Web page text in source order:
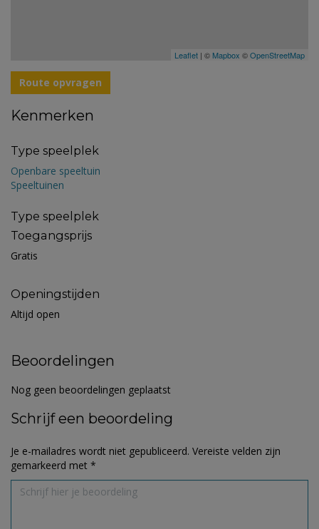
Leaflet | © Mapbox ©OpenStreetMap
Route opvragen
Kenmerken
Type speelplek
Openbare speeltuin
Speeltuinen
Type speelplek
Toegangsprijs
Gratis
Openingstijden
Altijd open
Beoordelingen
Nog geen beoordelingen geplaatst
Schrijf een beoordeling
Je e-mailadres wordt niet gepubliceerd. Vereiste velden zijn
gemarkeerd met *